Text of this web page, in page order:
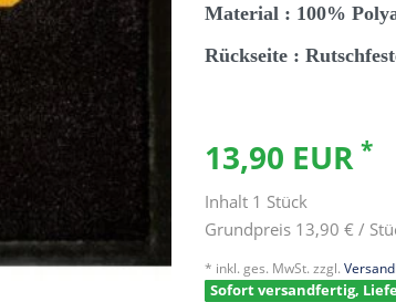
Material : 100%
Rückseite :
13,90 EUR *
Inhalt 1 Stück
Grundpreis 13,90 € /
* inkl. ges. MwSt. zzgl.
Sofort versandfertig,